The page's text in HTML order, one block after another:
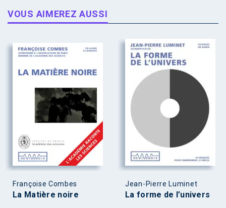
VOUS AIMEREZ AUSSI
Françoise Combes
La Matière noire
Jean-Pierre Luminet
La forme de l’univers